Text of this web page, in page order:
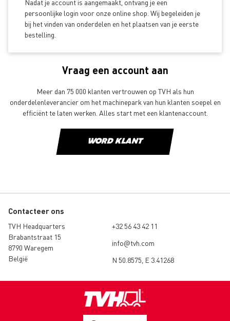
Nadat je account is aangemaakt, ontvang je een
persoonlijke login voor onze online shop. Wij begeleiden je
bij het vinden van onderdelen en het plaatsen van je eerste
bestelling.
Vraag een account aan
Meer dan 75 000 klanten vertrouwen op TVH als hun
onderdelenleverancier om het machinepark van hun klanten soepel en
efficiënt te laten werken. Alles start met een klantenaccount.
WORD KLANT
Contacteer ons
TVH Headquarters
Brabantstraat 15
8790 Waregem
België
+32 56 43 42 11
info@tvh.com
N 50.8575, E 3.41268